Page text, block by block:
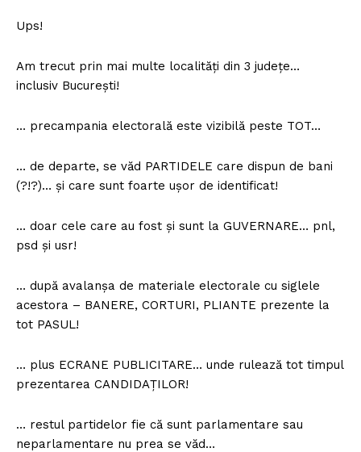
Ups!
Am trecut prin mai multe localități din 3 județe…
inclusiv București!
… precampania electorală este vizibilă peste TOT…
… de departe, se văd PARTIDELE care dispun de bani
(?!?)… și care sunt foarte ușor de identificat!
… doar cele care au fost și sunt la GUVERNARE… pnl,
psd și usr!
… după avalanșa de materiale electorale cu siglele
acestora – BANERE, CORTURI, PLIANTE prezente la
tot PASUL!
… plus ECRANE PUBLICITARE… unde rulează tot timpul
prezentarea CANDIDAȚILOR!
… restul partidelor fie că sunt parlamentare sau
neparlamentare nu prea se văd…